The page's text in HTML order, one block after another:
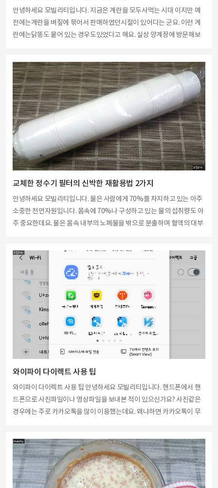
안녕하세요 모빌리티입니다. 지금은 계란을 모두사먹는 시대 이지만 예
전에는계란을 벼짚에 묶어서 판매하였던시절이 있어다는 군요. 이런 계
란에는닭똥도 뭍어 있는 경우도있었다고 해요. 실상 양계장에 방문해보
다고 하네요. 이것 저것 생각하면먹을수 있는게 하나도 없을거에요. 비위
생적으로 느껴지는달걀 껍질을 물에 깨끗이 씻어먹으면 괜찮지 않을까
요? 달걀을 절대 물에 씻으면 안된다고해요. 달걀은 껍질을 통해 호흡을
한데요. 전혀 몰랐던 사실일수도있지만 껍질 안쪽으로 큐티클이라는보
호막이 있어서 미생물의 침투를 막아 주어요. 만약 물로 씻어버리면이 각
피층이 떨어져 나가서미생물의 침투가 일어..
교체한 정수기 필터의 신박한 재활용법 2가지
안녕하세요 모빌리티입니다. 물은 사람에게 70%를 차지하고 있는 아주
소중한 천연자원입니다. 몸속에 70%나 구성하고 있는 물의 섭취량도 아
주 중요한데요. 물은 몸속 내부의 노폐물을 밖으로 분출하며 혈액의 대부
물을 그냥 끓여 먹는다. 정수기로 물을 정수해 마신다. 생수는 가격적인
부분이 있어여 1L에 천원 내외의 가격입니다. 하루에 2L씩은 물을 섭취
하기 때문에 섭취량 기준 2인가족이면 하루에 4L이며 가격은 하루에
4000원 내외 한달이면 120,000이 발생하게 됩니다. 물론 모든 물을 생수
로만 섭취하지 않기 때문에 과장된 숫자일수 있지만 생수로 몸에 필요한
물을..
와이파이 다이렉트 사용 팁
와이파이 다이렉트 사용 팁 안녕하세요 모빌리티입니다. 핸드폰에서 핸
드폰으로 사진파일이나 영상파일을 보내본 적이 있으신가요? 사진같은
경우에는 주로 카카오톡을 많이 이용했는데요. 왜냐하면 카카오톡이 무
점이에요. 같은 집안에 있는 사람들끼리 사진,파일, 영상을 모두 블루투스
보다 빠른 속도로 보낼수 있다는 사실에 대해서 알고 계셨나요? 방법은
바로 와이파이 다이렉트를 이용하는 거에요. 이름은 들어 봤는데 어떻게
사용하는지 몰라서 못 사용하셨던 분들께 알려드리겠습니다. 단, 와이파